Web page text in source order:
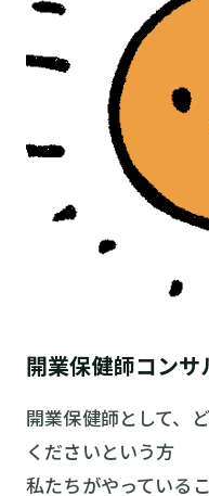
開業保健師コンサ
開業保健師として、
くださいという方
私たちがやっている